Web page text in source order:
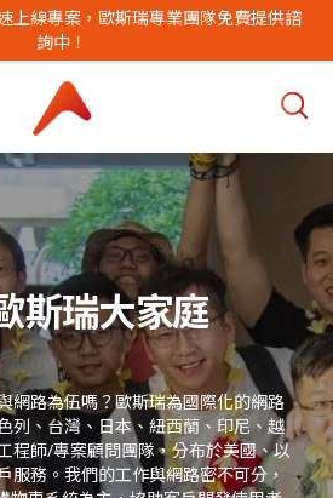
上線專案，歐斯瑞專業團隊免費提供諮
詢中！
斯瑞大家庭
網路為伍嗎？歐斯瑞為國際化的網路
列、台灣、日本、紐西蘭、印尼、越
程師/專案顧問團隊，分布於美國、以
服務。我們的工作與網路密不可分，